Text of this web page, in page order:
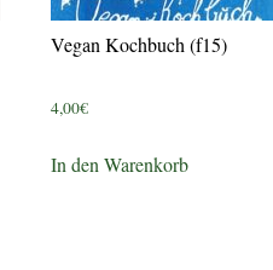
Vegan Kochbuch (f15)
4,00€
In den Warenkorb